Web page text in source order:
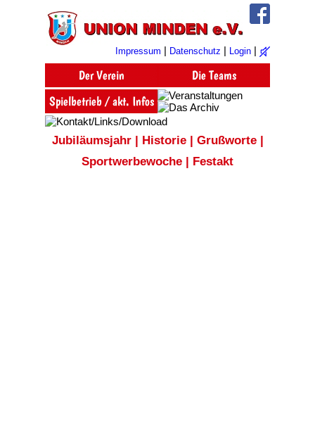
Impressum | Datenschutz | Login |
Jubiläumsjahr| Historie| Grußworte|
Sportwerbewoche | Festakt